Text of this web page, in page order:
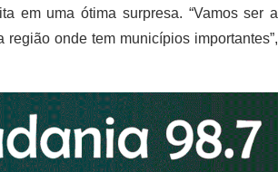
em uma ótima surpresa. “Vamos ser a
onde tem municípios importantes”,